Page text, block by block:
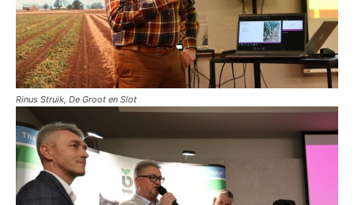
Rinus Struik, De Groot en Slot